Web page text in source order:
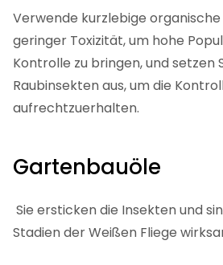
Verwende kurzlebige
geringer Toxizität, um hohe
Kontrolle zu bringen, und setzen
Raubinsekten aus, um die
aufrechtzuerhalten.
Gartenbauöle
Sie ersticken die Insekten und
Stadien der Weißen Fliege